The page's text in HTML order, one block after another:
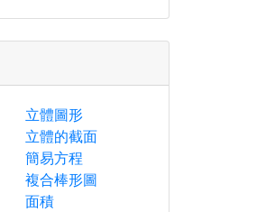
立體圖形
立體的截面
簡易方程
複合棒形圖
面積